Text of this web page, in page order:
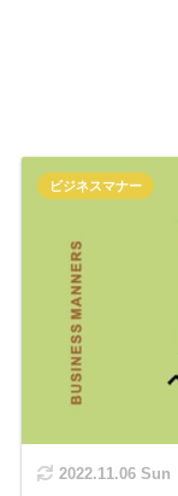
2022.11.06 Sun
ビジネスマナー